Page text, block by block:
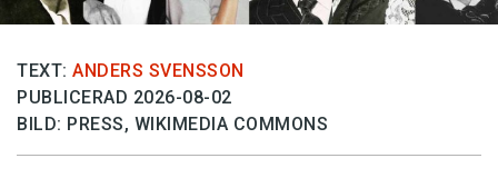
TEXT: ANDERS SVENSSON
PUBLICERAD 2026-08-02
BILD: PRESS, WIKIMEDIA COMMONS